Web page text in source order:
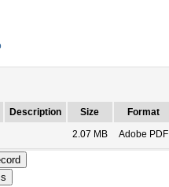
Description Size
Format
2.07 MB Adobe PDF